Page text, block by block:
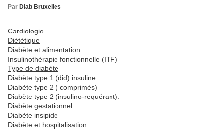
Par Diab Bruxelles
Cardiologie
Diététique
Diabète et alimentation
Insulinothérapie fonctionnelle (ITF)
Type de diabète
Diabète type 1 (did) insuline
Diabète type 2 ( comprimés)
Diabète type 2 (insulino-requérant).
Diabète gestationnel
Diabète insipide
Diabète et hospitalisation